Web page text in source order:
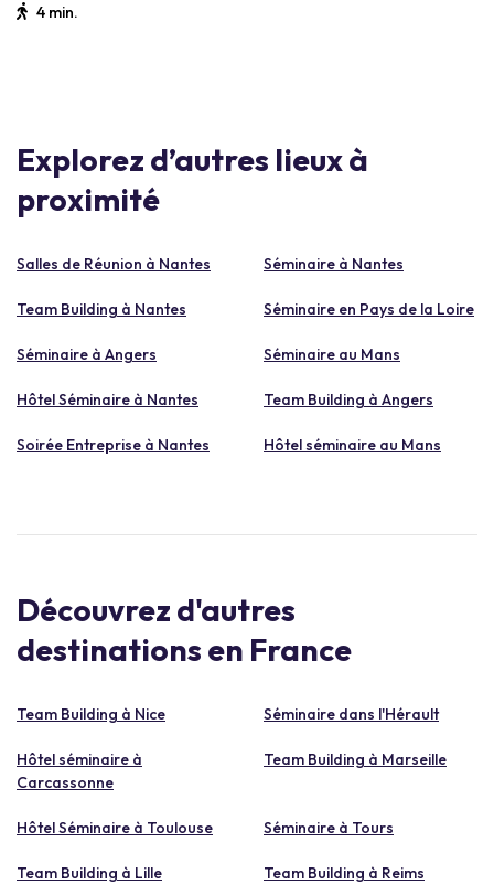
4 min.
Explorez d’autres lieux à
proximité
Salles de Réunion à Nantes Séminaire à Nantes
Team Building à Nantes Séminaire en Pays de la Loire
Séminaire à Angers Séminaire au Mans
Hôtel Séminaire à Nantes Team Building à Angers
Soirée Entreprise à Nantes Hôtel séminaire au Mans
Découvrez d'autres
destinations en France
Team Building à Nice Séminaire dans l'Hérault
Hôtel séminaire à
Carcassonne
Team Building à Marseille
Hôtel Séminaire à Toulouse Séminaire à Tours
Team Building à Lille Team Building à Reims